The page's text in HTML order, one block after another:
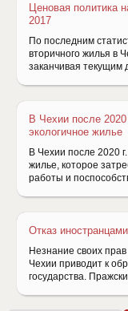
Ценовая политика
2017
По последним
вторичного жилья в
заканчивая текущим
В Чехии после
экологичное жилье
В Чехии после 2020
жилье, которое
работы и
Отказ
Незнание своих
Чехии приводит к
государства.